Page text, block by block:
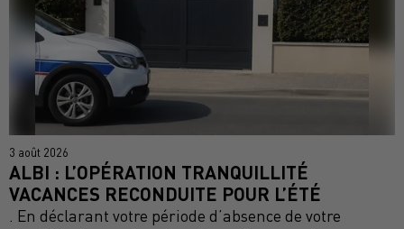
3 août 2026
ALBI : L’OPÉRATION TRANQUILLITÉ
VACANCES RECONDUITE POUR L’ÉTÉ
. En déclarant votre période d’absence de votre